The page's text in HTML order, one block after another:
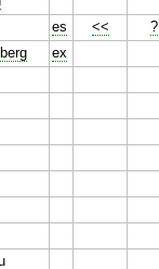
es << ?
ex